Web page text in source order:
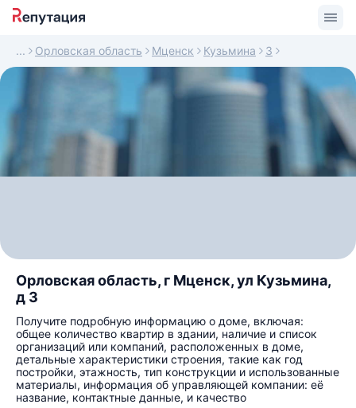
Орловская область Мценск Кузьмина 3
Орловская область, г Мценск, ул Кузьмина,
д 3
Получите подробную информацию о доме, включая:
общее количество квартир в здании, наличие и список
организаций или компаний, расположенных в доме,
детальные характеристики строения, такие как год
постройки, этажность, тип конструкции и использованные
материалы, информация об управляющей компании: её
название, контактные данные, и качество